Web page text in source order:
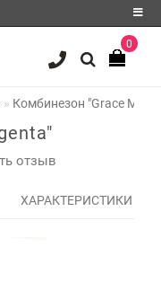
Регистрация
Авторизация
Мои
0
Комбинезон "Grace
отзыв
ХАРАКТЕРИСТИКИ